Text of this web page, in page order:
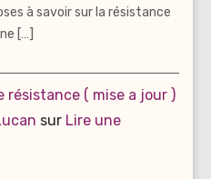
à savoir sur la résistance
[…]
résistance ( mise a jour )
sur Lire une